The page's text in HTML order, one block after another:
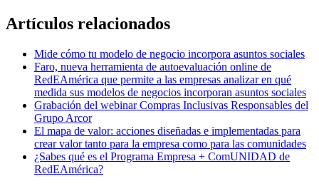
Artículos relacionados
Mide cómo tu modelo de negocio incorpora asuntos sociales
Faro, nueva herramienta de autoevaluación online de
RedEAmérica que permite a las empresas analizar en qué
medida sus modelos de negocios incorporan asuntos sociales
Grabación del webinar Compras Inclusivas Responsables del
Grupo Arcor
El mapa de valor: acciones diseñadas e implementadas para
crear valor tanto para la empresa como para las comunidades
¿Sabes qué es el Programa Empresa + ComUNIDAD de
RedEAmérica?